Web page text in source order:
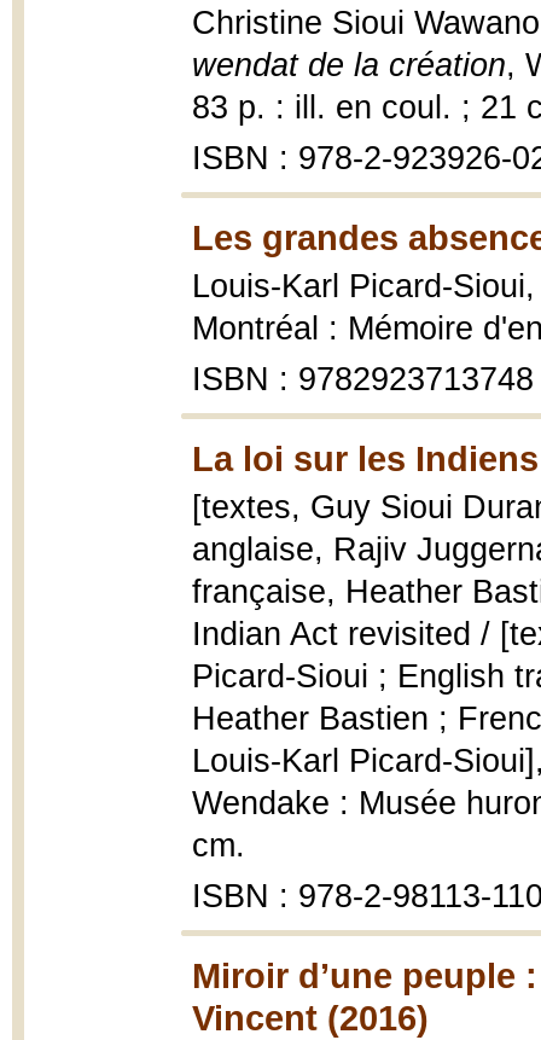
Christine Sioui
wendat de la création,
83 p. : ill. en coul. ; 21
ISBN : 978-2-923926-
Les grandes
Louis-Karl Picard-
Montréal : Mémoire
ISBN : 9782923713748
La loi sur les
[textes, Guy Sioui
anglaise, Rajiv
française, Heather
Indian Act revisited /
Picard-Sioui ; English
Heather Bastien ;
Louis-Karl Picard-
Wendake : Musée
cm.
ISBN : 978-2-98113-
Miroir d’une peuple
Vincent (2016)